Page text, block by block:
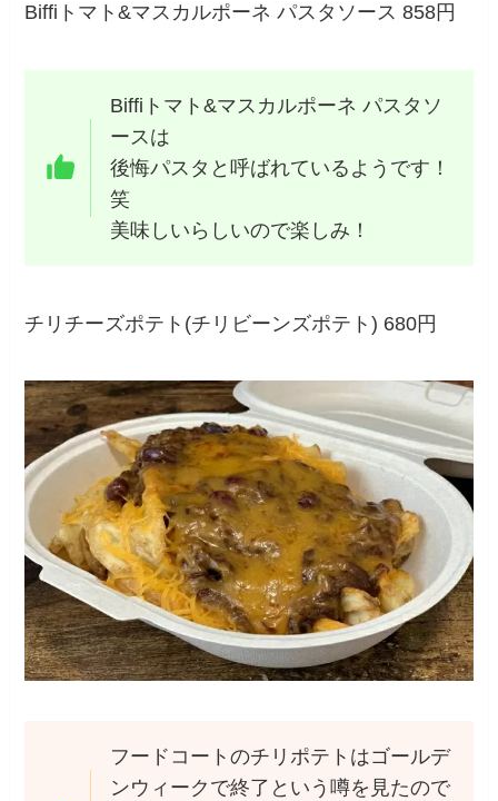
Biffiトマト&マスカルポーネ パスタソース 858円
Biffiトマト&マスカルポーネ パスタソ
ースは
後悔パスタと呼ばれているようです！
笑
美味しいらしいので楽しみ！
チリチーズポテト(チリビーンズポテト) 680円
フードコートのチリポテトはゴールデ
ンウィークで終了という噂を見たので